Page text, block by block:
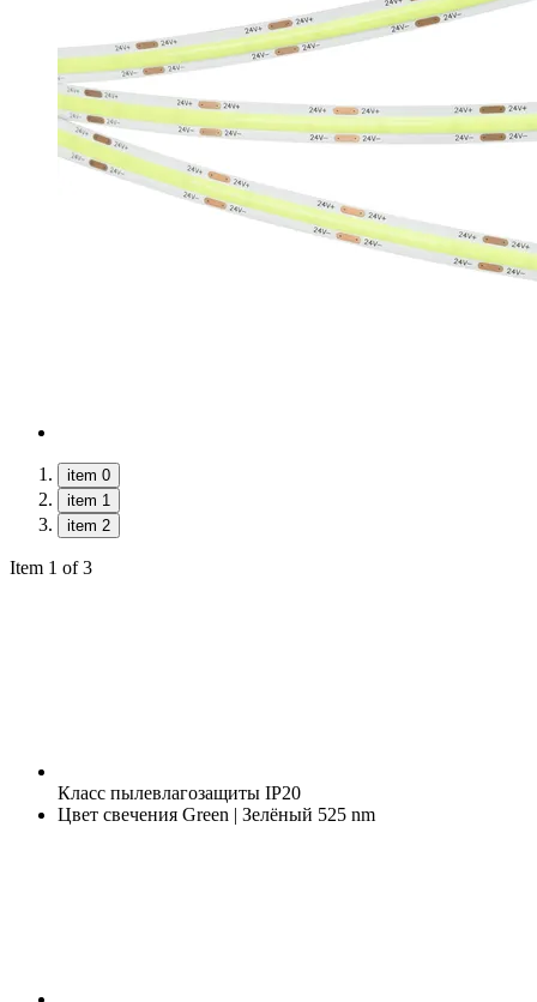
item 0
item 1
item 2
Item 1 of 3
Класс пылевлагозащиты IP20
Цвет свечения Green | Зелёный 525 nm